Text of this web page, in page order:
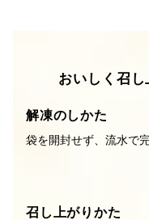
おいしく召
解凍のしかた
袋を開封せず、流水で
召し上がりかた